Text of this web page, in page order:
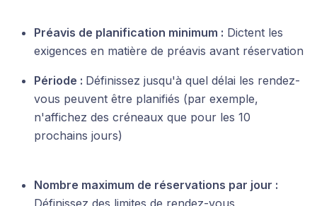
Préavis de planification minimum : Dictent les
exigences en matière de préavis avant réservation
Période : Définissez jusqu'à quel délai les rendez-
vous peuvent être planifiés (par exemple,
n'affichez des créneaux que pour les 10
prochains jours)
Nombre maximum de réservations par jour :